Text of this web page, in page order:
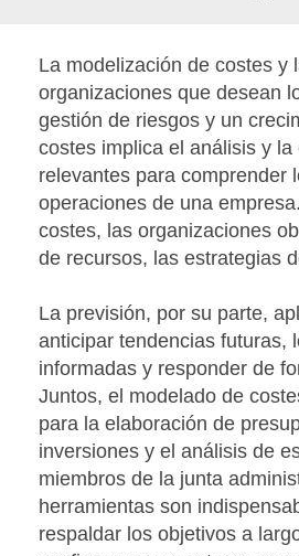
La modelización de costes y
organizaciones que desean
gestión de riesgos y un
costes implica el análisis y
relevantes para comprender
operaciones de una
costes, las organizaciones
de recursos, las estrategias
La previsión, por su parte,
anticipar tendencias futuras,
informadas y responder de
Juntos, el modelado de
para la elaboración de
inversiones y el análisis de
miembros de la junta
herramientas son
respaldar los objetivos a